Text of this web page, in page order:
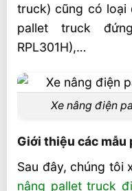
Dòng xe
RPL
Dòng xe
F4
Tại sao nên
Giá xe
và pin Li-ion
Khả năng
truck) cũng có loại
pallet truck
RPL301H),…
Xe nâng điện
Giới thiệu các
Sau đây, chúng tôi
nâng pallet truck